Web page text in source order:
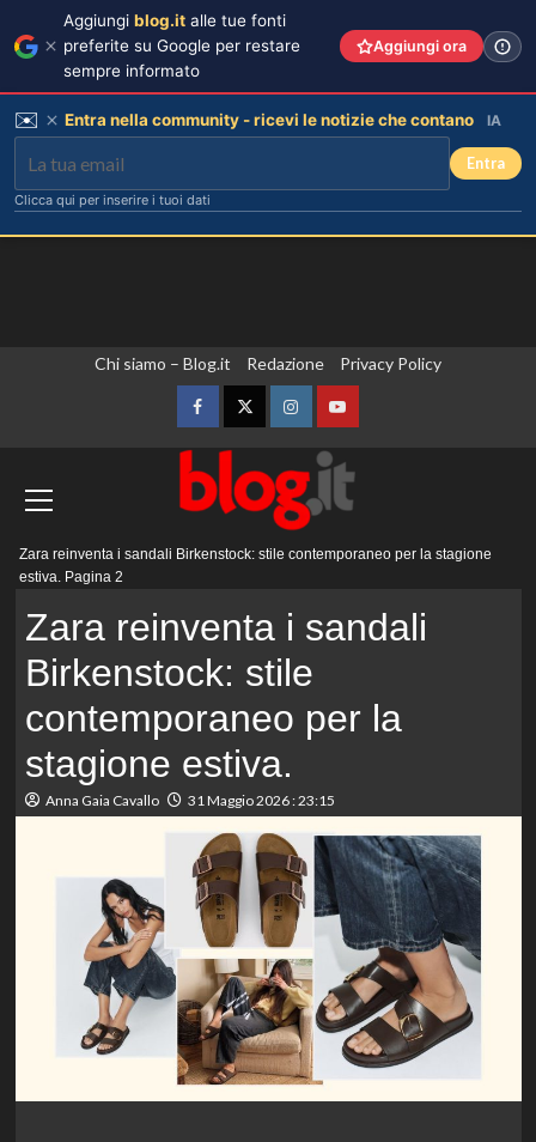
Chi siamo – Blog.it Redazione Privacy Policy
FacebookTwitterInstagramYouTube
principale
Zara reinventa i sandali Birkenstock: stile contemporaneo per la stagione
estiva. Pagina 2
Zara reinventa i sandali
Birkenstock: stile
contemporaneo per la
stagione estiva.
Anna Gaia Cavallo 31 Maggio 2026 : 23:15
Aggiungi blog.it alle tue fonti
preferite su Google per restare
sempre informato
Aggiungi ora
✉️ Entra nella community - ricevi le notizie che contano IA
Entra
Clicca qui per inserire i tuoi dati